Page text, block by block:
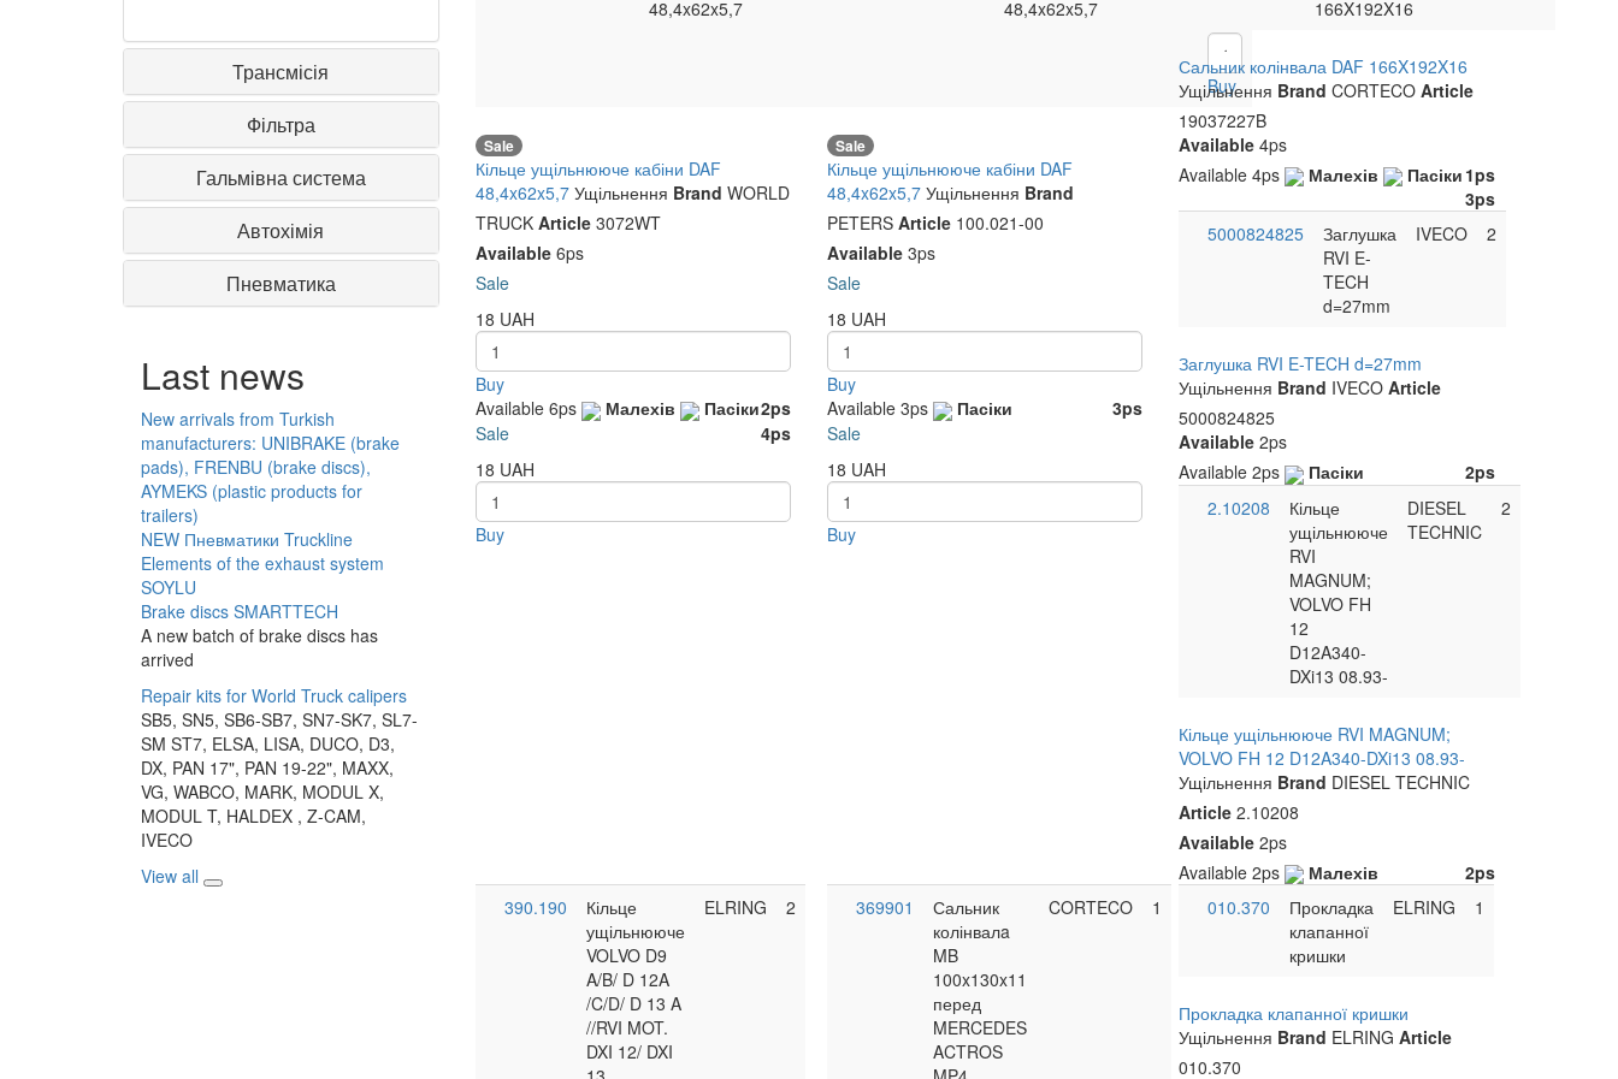
Трансмісія
Фільтра
Гальмівна система
Автохімія
Пневматика
Last news
New arrivals from Turkish
manufacturers: UNIBRAKE (brake
pads), FRENBU (brake discs),
AYMEKS (plastic products for
trailers)
NEW Пневматики Truckline
Elements of the exhaust system
SOYLU
Brake discs SMARTTECH
A new batch of brake discs has
arrived
Repair kits for World Truck calipers
SB5, SN5, SB6-SB7, SN7-SK7, SL7-
SM ST7, ELSA, LISA, DUCO, D3,
DX, PAN 17", PAN 19-22", MAXX,
VG, WABCO, MARK, MODUL X,
MODUL T, HALDEX , Z-CAM,
IVECO
View all
48,4x62x5,7
Sale
Кільце ущільнююче кабіни DAF
48,4x62x5,7 Ущільнення Brand WORLD
TRUCK Article3072WT
Available6ps
Sale
18 UAH
Buy
Available 6ps Малехів 2ps
Пасіки
4ps
Sale
18 UAH
Buy
48,4x62x5,7
Buy
Sale
Кільце ущільнююче кабіни DAF
48,4x62x5,7 Ущільнення Brand
PETERS Article100.021-00
Available3ps
Sale
18 UAH
Buy
Available 3ps Пасіки
3ps
Sale
18 UAH
Buy
166X192X16
Сальник колінвала DAF 166X192X16
Ущільнення Brand CORTECOArticle
19037227B
Available 4ps
Available4ps Малехів 1ps
Пасіки
3ps
5000824825
Заглушка
RVI E-
TECH
d=27mm
IVECO 2
Заглушка RVI E-TECH d=27mm
Ущільнення Brand IVECOArticle
5000824825
Available 2ps
Available2ps Пасіки
2ps
2.10208
Кільце
ущільнююче
RVI
MAGNUM;
VOLVO FH
12
D12A340-
DXi13 08.93-
DIESEL
TECHNIC
2
Кільце ущільнююче RVI MAGNUM;
VOLVO FH 12 D12A340-DXi13 08.93-
Ущільнення Brand DIESEL TECHNIC
Article 2.10208
Available 2ps
Available2ps Малехів
2ps
390.190
Кільце
ущільнююче
VOLVO D9
A/B/ D 12A
/C/D/ D 13 A
//RVI MOT.
DXI 12/ DXI
ELRING 2 369901
Сальник
колінвалa
MB
100x130x11
перед
MERCEDES
ACTROS
CORTECO 1 010.370
Прокладка
клапанної
кришки
ELRING 1
Прокладка клапанної кришки
Ущільнення Brand ELRINGArticle
010.370